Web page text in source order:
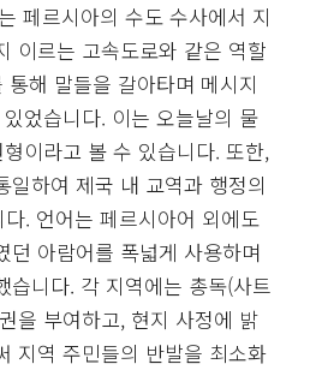
페르시아의 수도 수사에서 지
이르는 고속도로와 같은 역할
해 말들을 갈아타며 메시지
었습니다. 이는 오늘날의 물
이라고 볼 수 있습니다. 또한,
일하여 제국 내 교역과 행정의
. 언어는 페르시아어 외에도
던 아람어를 폭넓게 사용하며
습니다. 각 지역에는 총독(사트
을 부여하고, 현지 사정에 밝
지역 주민들의 반발을 최소화